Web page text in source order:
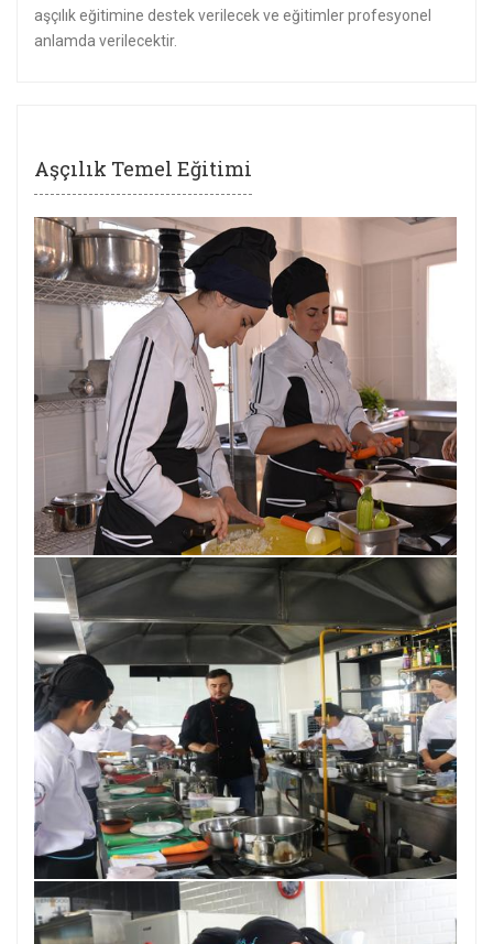
aşçılık eğitimine destek verilecek ve eğitimler profesyonel
anlamda verilecektir.
Aşçılık Temel Eğitimi